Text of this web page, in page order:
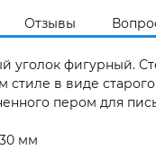
Отзывы
уголок фигурный.
стиле в виде
пером для
мм